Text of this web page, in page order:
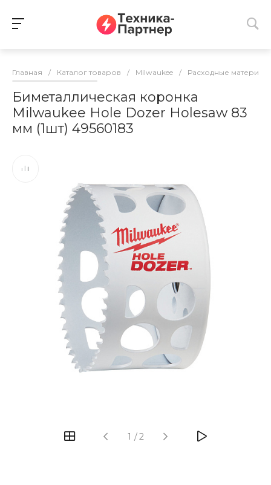
Главная / Каталог товаров / Milwaukee / Расходные
Биметаллическая коронка
Milwaukee Hole Dozer Holesaw 83
мм (1шт) 49560183
1 /2